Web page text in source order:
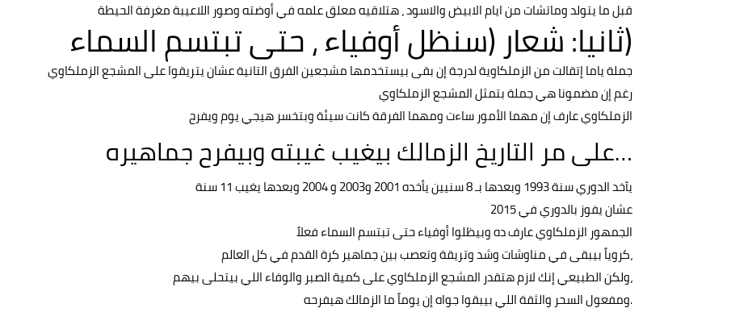
قبل ما يتولد وماتشات من ايام الابيض والاسود ، هتلاقيه معلق علمه في أوضته وصور اللاعيبة مغرفة الحيطة
(ثانيا: شعار (سنظل أوفياء ، حتى تبتسم السماء
جملة ياما إتقالت من الزملكاوية لدرجة إن بقى بيستخدمها مشجعين الفرق التانية عشان يتريقوا على المشجع الزملكاوي
رغم إن مضمونا هي جملة بتمثل المشجع الزملكاوي
الزملكاوي عارف إن مهما الأمور ساءت ومهما الفرقة كانت سيئة وبتخسر هيجي يوم ويفرح
…على مر التاريخ الزمالك بيغيب غيبته وبيفرح جماهيره
يآخد الدوري سنة 1993 وبعدها بـ 8 سنيين يأخده 2001 و2003 و 2004 وبعدها يغيب 11 سنة
عشان يفوز بالدوري في 2015
الجمهور الزملكاوي عارف ده وبيظلوا أوفياء حتى تبتسم السماء فعلاً
،كروياً بيبقى في مناوشات وشد وتريقة وتعصب بين جماهير كرة القدم في كل العالم
،ولكن الطبيعي إنك لازم هتقدر المشجع الزملكاوي على كمية الصبر والوفاء اللي بيتحلى بيهم
.ومفعول السحر والثقة اللي بيبقوا جواه إن يوماً ما الزمالك هيفرحه